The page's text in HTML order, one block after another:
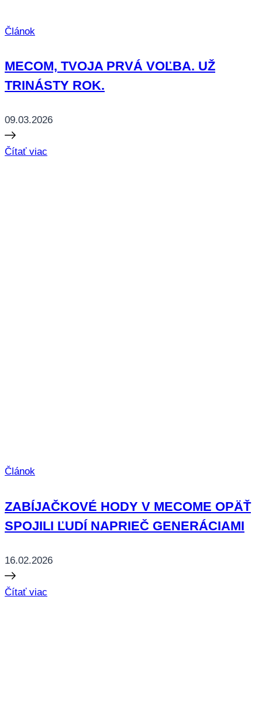
Článok
MECOM, TVOJA PRVÁ VOĽBA. UŽ
TRINÁSTY ROK.
09.03.2026
Čítať viac
Článok
ZABÍJAČKOVÉ HODY V MECOME OPÄŤ
SPOJILI ĽUDÍ NAPRIEČ GENERÁCIAMI
16.02.2026
Čítať viac